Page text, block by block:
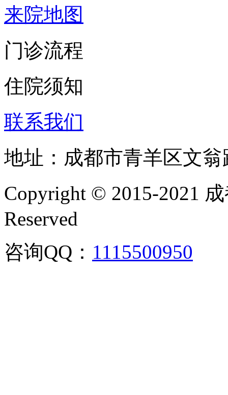
来院地图
门诊流程
住院须知
联系我们
地址：成都市青羊区文
Copyright © 2015-2021
Reserved
咨询QQ： 1115500950